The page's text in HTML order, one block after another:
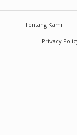
Tentang Kami
Privacy